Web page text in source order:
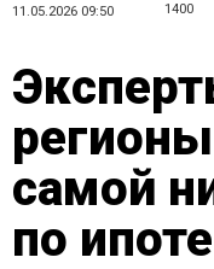
11.05.2026 09:50 1400
самой
по